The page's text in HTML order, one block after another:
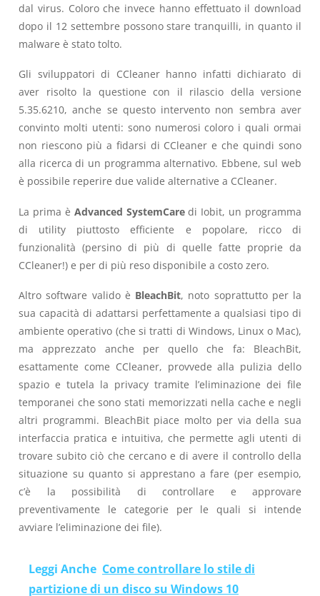
dal virus. Coloro che invece hanno effettuato il download
dopo il 12 settembre possono stare tranquilli, in quanto il
malware è stato tolto.
Gli sviluppatori di CCleaner hanno infatti dichiarato di
aver risolto la questione con il rilascio della versione
5.35.6210, anche se questo intervento non sembra aver
convinto molti utenti: sono numerosi coloro i quali ormai
non riescono più a fidarsi di CCleaner e che quindi sono
alla ricerca di un programma alternativo. Ebbene, sul web
è possibile reperire due valide alternative a CCleaner.
La prima è Advanced SystemCaredi Iobit, un programma
di utility piuttosto efficiente e popolare, ricco di
funzionalità (persino di più di quelle fatte proprie da
CCleaner!) e per di più reso disponibile a costo zero.
Altro software valido è BleachBit, noto soprattutto per la
sua capacità di adattarsi perfettamente a qualsiasi tipo di
ambiente operativo (che si tratti di Windows, Linux o Mac),
ma apprezzato anche per quello che fa: BleachBit,
esattamente come CCleaner, provvede alla pulizia dello
spazio e tutela la privacy tramite l’eliminazione dei file
temporanei che sono stati memorizzati nella cache e negli
altri programmi. BleachBit piace molto per via della sua
interfaccia pratica e intuitiva, che permette agli utenti di
trovare subito ciò che cercano e di avere il controllo della
situazione su quanto si apprestano a fare (per esempio,
c’è la possibilità di controllare e approvare
preventivamente le categorie per le quali si intende
avviare l’eliminazione dei file).
Leggi Anche Come controllare lo stile di
partizione di un disco su Windows 10